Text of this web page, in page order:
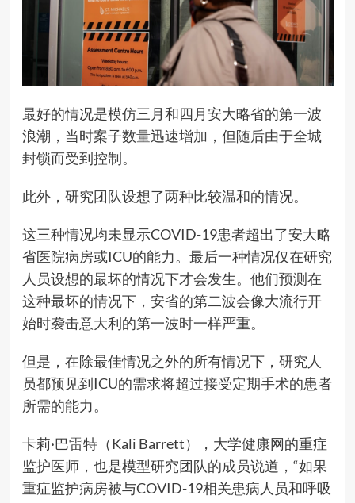
最好的情况是模仿三月和四月安大略省的第一波
浪潮，当时案子数量迅速增加，但随后由于全城
封锁而受到控制。
此外，研究团队设想了两种比较温和的情况。
这三种情况均未显示COVID-19患者超出了安大略
省医院病房或ICU的能力。最后一种情况仅在研究
人员设想的最坏的情况下才会发生。他们预测在
这种最坏的情况下，安省的第二波会像大流行开
始时袭击意大利的第一波时一样严重。
但是，在除最佳情况之外的所有情况下，研究人
员都预见到ICU的需求将超过接受定期手术的患者
所需的能力。
卡莉·巴雷特（Kali Barrett），大学健康网的重症
监护医师，也是模型研究团队的成员说道，“如果
重症监护病房被与COVID-19相关患病人员和呼吸